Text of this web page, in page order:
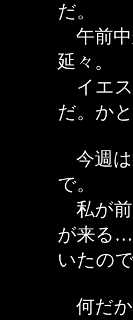
だ。
午前中
延々。
イエス
だ。か
今週は
で。
私が前
が来る…
いたの
何だか